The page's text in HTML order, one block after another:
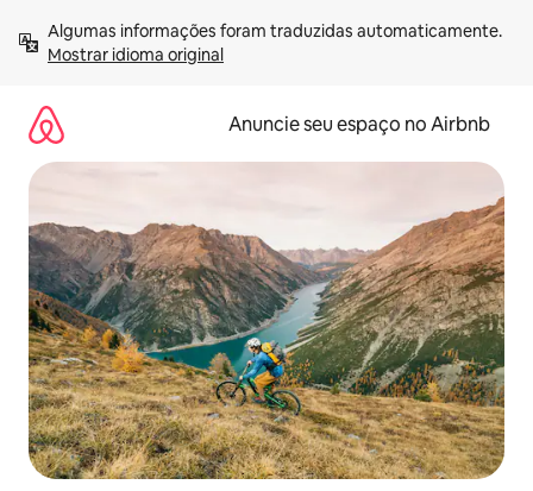
para
Mostrar idioma original
Anuncie seu espaço no Airbnb